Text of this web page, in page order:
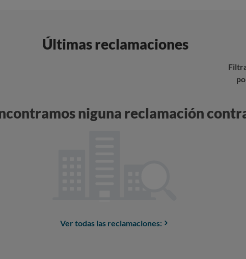
Últimas reclamaciones
niguna reclamación
Ver todas las reclamaciones: